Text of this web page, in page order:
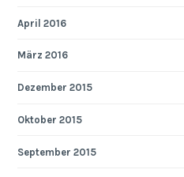
April 2016
März 2016
Dezember 2015
Oktober 2015
September 2015